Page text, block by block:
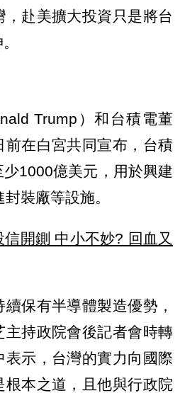
赴美擴大投資只是將台
Trump）和台積電董
前在白宮共同宣布，台積
1000億美元，用於興建
裝廠等設施。
開鍘 中小不妙? 回血又
保有半導體製造優勢，
主持政院會後記者會時轉
示，台灣的實力向國際
根本之道，且他與行政院